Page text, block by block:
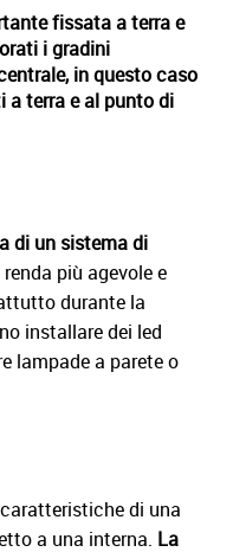
fissata a terra e
i gradini
in questo caso
a terra e al punto di
di un sistema di
più agevole e
durante la
installare dei led
lampade a parete o
di una
a una interna. La